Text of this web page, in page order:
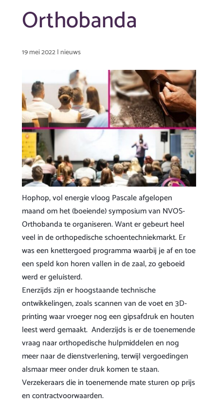
Orthobanda
19 mei 2022|nieuws
Hophop, vol energie vloog Pascale afgelopen
maand om het (boeiende) symposium van NVOS-
Orthobanda te organiseren. Want er gebeurt heel
veel in de orthopedische schoentechniekmarkt. Er
was een knettergoed programma waarbij je af en toe
een speld kon horen vallen in de zaal, zo geboeid
werd er geluisterd.
Enerzijds zijn er hoogstaande technische
ontwikkelingen, zoals scannen van de voet en 3D-
printing waar vroeger nog een gipsafdruk en houten
leest werd gemaakt. Anderzijds is er de toenemende
vraag naar orthopedische hulpmiddelen en nog
meer naar de dienstverlening, terwijl vergoedingen
alsmaar meer onder druk komen te staan.
Verzekeraars die in toenemende mate sturen op prijs
en contractvoorwaarden.